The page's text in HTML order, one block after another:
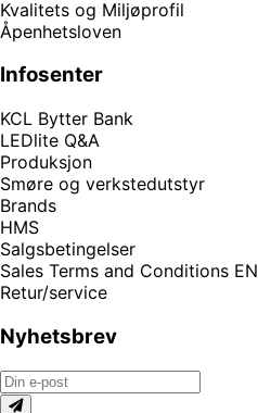
Kvalitets og Miljøprofil
Åpenhetsloven
Infosenter
KCL Bytter Bank
LEDlite Q&A
Produksjon
Smøre og verkstedutstyr
Brands
HMS
Salgsbetingelser
Sales Terms and Conditions EN
Retur/service
Nyhetsbrev